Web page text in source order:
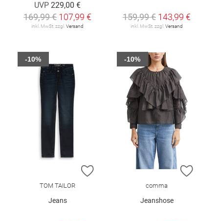
UVP 229,00 €
169,99 € 107,99 €
inkl. MwSt. zzgl.Versand
159,99 € 143,99 €
inkl. MwSt. zzgl.Versand
ZUR WUNSCHLISTE HINZUFÜGEN
TOM TAILOR
Jeans
-10%
ZUR
comma
Jeanshose
-10%